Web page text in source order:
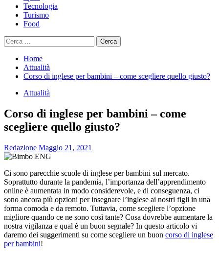
Tecnologia
Turismo
Food
Ricerca
per:
Home
Attualità
Corso di inglese per bambini – come scegliere quello giusto?
Attualità
Corso di inglese per bambini – come
scegliere quello giusto?
Redazione Maggio 21, 2021
Ci sono parecchie scuole di inglese per bambini sul mercato.
Soprattutto durante la pandemia, l’importanza dell’apprendimento
online è aumentata in modo considerevole, e di conseguenza, ci
sono ancora più opzioni per insegnare l’inglese ai nostri figli in una
forma comoda e da remoto. Tuttavia, come scegliere l’opzione
migliore quando ce ne sono così tante? Cosa dovrebbe aumentare la
nostra vigilanza e qual è un buon segnale? In questo articolo vi
daremo dei suggerimenti su come scegliere un buon corso di inglese
per bambini!